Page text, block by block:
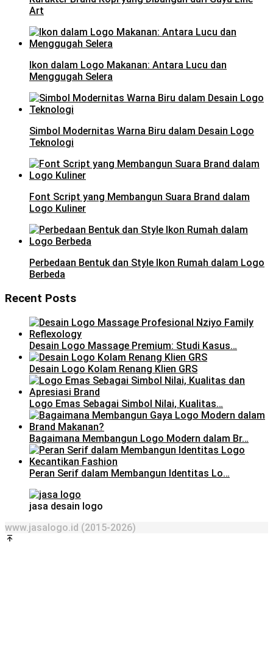
Art
Ikon dalam Logo Makanan: Antara Lucu dan
Menggugah Selera
Simbol Modernitas Warna Biru dalam Desain Logo
Teknologi
Font Script yang Membangun Suara Brand dalam
Logo Kuliner
Perbedaan Bentuk dan Style Ikon Rumah dalam Logo
Berbeda
Recent Posts
Desain Logo Massage Premium: Studi Kasus…
Desain Logo Kolam Renang Klien GRS
Logo Emas Sebagai Simbol Nilai, Kualitas…
Bagaimana Membangun Logo Modern dalam Br…
Peran Serif dalam Membangun Identitas Lo…
jasa desain logo
www.jasalogo.id (2015-2026)